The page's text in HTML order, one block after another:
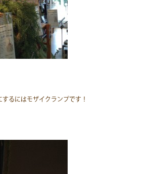
るにはモザイクランプです！